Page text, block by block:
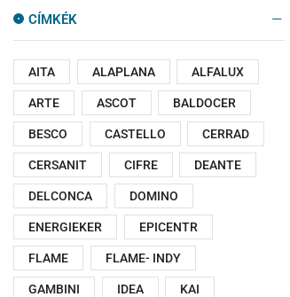
CÍMKÉK
AITA ALAPLANA ALFALUX
ARTE ASCOT BALDOCER
BESCO CASTELLO CERRAD
CERSANIT CIFRE DEANTE
DELCONCA DOMINO
ENERGIEKER EPICENTR
FLAME FLAME- INDY
GAMBINI IDEA KAI